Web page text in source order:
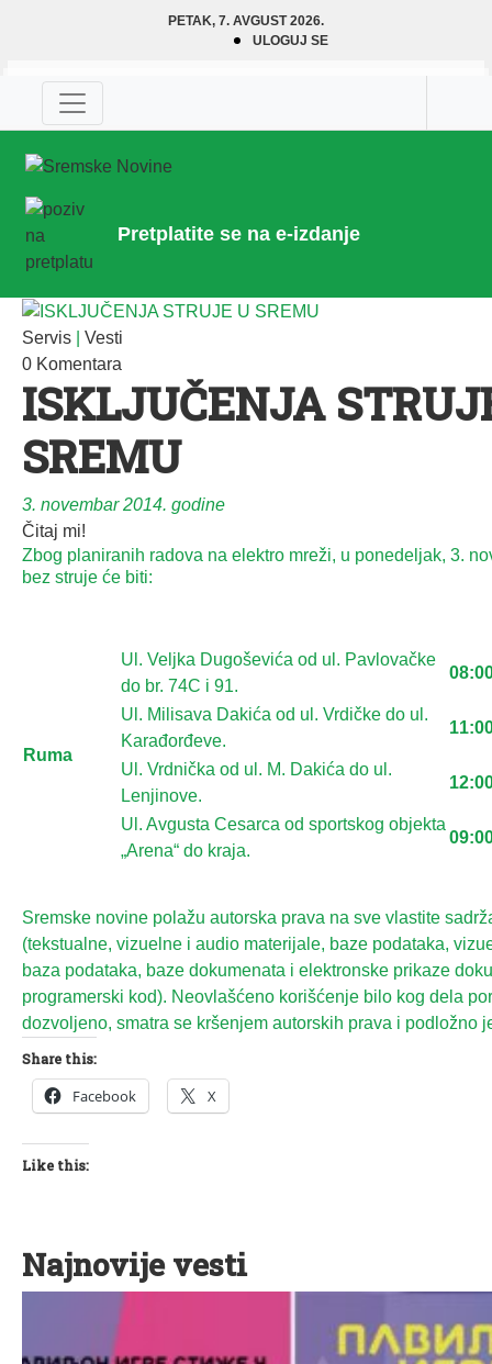
PETAK, 7. AVGUST 2026.
ULOGUJ SE
Pretplatite se na e-izdanje
Servis
Vesti
0 Komentara
ISKLJUČENJA
SREMU
3. novembar 2014. godine
Čitaj mi!
Zbog planiranih radova na elektro mreži, u ponedeljak, 3.
bez struje će biti:
Ruma
Ul. Velјka Dugoševića od ul. Pavlovačke
do br. 74C i 91.
Ul. Milisava Dakića od ul. Vrdičke do ul.
Karađorđeve.
Ul. Vrdnička od ul. M. Dakića do ul.
Lenjinove.
Ul. Avgusta Cesarca od sportskog objekta
„Arena“ do kraja.
Sremske novine polažu autorska prava na sve vlastite
(tekstualne, vizuelne i audio materijale, baze podataka,
baza podataka, baze dokumenata i elektronske prikaze
programerski kod). Neovlašćeno korišćenje bilo kog dela
dozvoljeno, smatra se kršenjem autorskih prava i podložno
Share this:
Facebook X
Like this:
Najnovije vesti